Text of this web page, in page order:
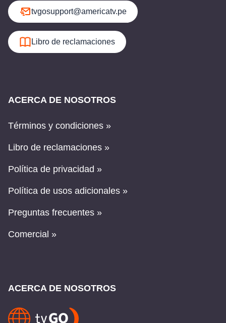
tvgosupport@americatv.pe
Libro de reclamaciones
ACERCA DE NOSOTROS
Términos y condiciones »
Libro de reclamaciones »
Política de privacidad »
Política de usos adicionales »
Preguntas frecuentes »
Comercial »
ACERCA DE NOSOTROS